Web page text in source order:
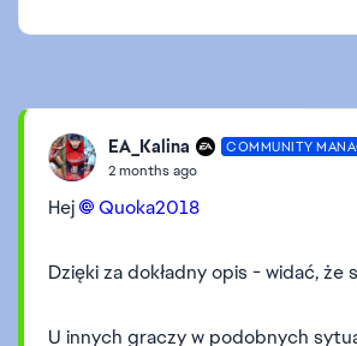
EA_Kalina COMMUNITY
2 months ago
Hej Quoka2018​
Dzięki za dokładny opis - widać, że
U innych graczy w podobnych